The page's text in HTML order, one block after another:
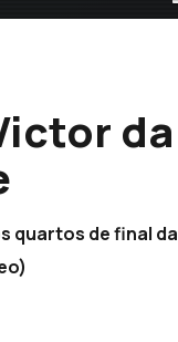
da
quartos de final da